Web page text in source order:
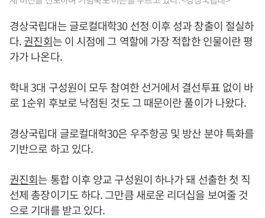
경상국립대는 글로컬대학30 선정 이후 성과 창출이 절실하
다.권진회는 이 시점에 그 역할에 가장 적합한 인물이란 평
가가 나온다.
학내 3대 구성원이 모두 참여한 선거에서 결선투표 없이 바
로 1순위 후보로 낙점된 것도 그 때문이란 풀이가 나왔다.
경상국립대 글로컬대학30은 우주항공 및 방산 분야 특화를
기반으로 하고 있다.
권진회는 통합 이후 양교 구성원이 하나가 돼 선출한 첫 직
선제 총장이기도 하다. 그만큼 새로운 리더십을 보여줄 것
으로 기대를 받고 있다.